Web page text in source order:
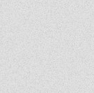
cie dziś
to życze mu